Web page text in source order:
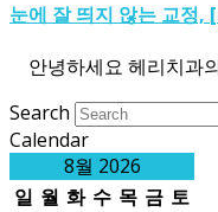
눈에 잘 띄지 않는 교정,
안녕하세요 헤리치과
Search
Calendar
8월 2026
일 월 화 수 목 금 토